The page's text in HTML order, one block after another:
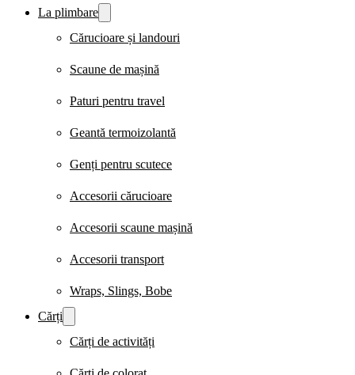
La plimbare
Cărucioare și landouri
Scaune de mașină
Paturi pentru travel
Geantă termoizolantă
Genți pentru scutece
Accesorii cărucioare
Accesorii scaune mașină
Accesorii transport
Wraps, Slings, Bobe
Cărți
Cărți de activități